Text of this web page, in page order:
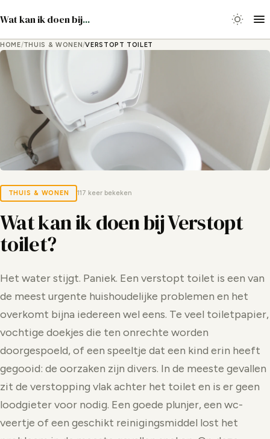
Wat kan ik doen bij...
HOME/THUIS & WONEN/VERSTOPT TOILET
THUIS & WONEN 117 keer bekeken
Wat kan ik doen bij Verstopt
toilet?
Het water stijgt. Paniek. Een verstopt toilet is een van
de meest urgente huishoudelijke problemen en het
overkomt bijna iedereen wel eens. Te veel toiletpapier,
vochtige doekjes die ten onrechte worden
doorgespoeld, of een speeltje dat een kind erin heeft
gegooid: de oorzaken zijn divers. In de meeste gevallen
zit de verstopping vlak achter het toilet en is er geen
loodgieter voor nodig. Een goede plunjer, een wc-
veertje of een geschikt reinigingsmiddel lost het